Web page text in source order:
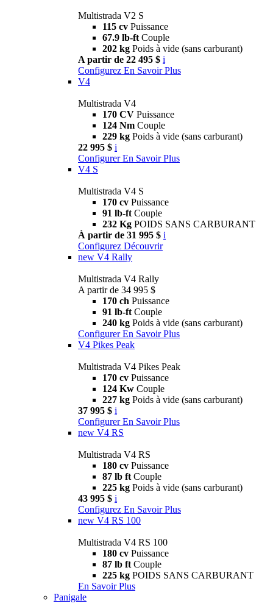
Multistrada V2 S
115 cv Puissance
67.9 lb-ft Couple
202 kg Poids à vide (sans carburant)
A partir de 22 495 $ i
Configurez En Savoir Plus
V4
Multistrada V4
170 CV Puissance
124 Nm Couple
229 kg Poids à vide (sans carburant)
22 995 $ i
Configurer En Savoir Plus
V4 S
Multistrada V4 S
170 cv Puissance
91 lb-ft Couple
232 Kg POIDS SANS CARBURANT
À partir de 31 995 $ i
Configurez Découvrir
new V4 Rally
Multistrada V4 Rally
A partir de 34 995 $
170 ch Puissance
91 lb-ft Couple
240 kg Poids à vide (sans carburant)
Configurer En Savoir Plus
V4 Pikes Peak
Multistrada V4 Pikes Peak
170 cv Puissance
124 Kw Couple
227 kg Poids à vide (sans carburant)
37 995 $ i
Configurer En Savoir Plus
new V4 RS
Multistrada V4 RS
180 cv Puissance
87 lb ft Couple
225 kg Poids à vide (sans carburant)
43 995 $ i
Configurez En Savoir Plus
new V4 RS 100
Multistrada V4 RS 100
180 cv Puissance
87 lb ft Couple
225 kg POIDS SANS CARBURANT
En Savoir Plus
Panigale